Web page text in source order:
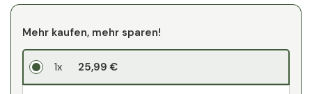
Mehr kaufen, mehr sparen!
1x 25,99 €